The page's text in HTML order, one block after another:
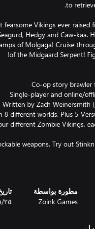
fearsome Vikings ever raised
Hedgy and Caw-kaa.
of Molgaga! Cruise
different Zombie Vikings,
weapons. Try out
Runes to gain new cool
مطورة بواسطة
Zoink Games ٢٥‏/٥‏/١٤٣٨ هـ